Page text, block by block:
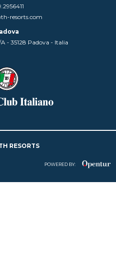
resorts.com
- 35128 Padova - Italia
RESORTS
POWERED BY: